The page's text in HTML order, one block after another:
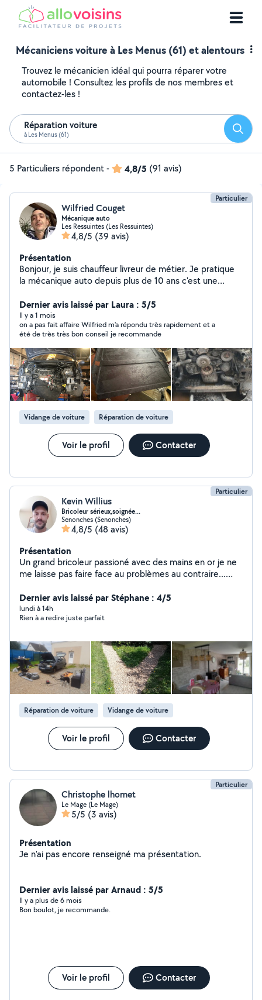
Mécaniciens voiture à Les Menus (61) et alentours
Trouvez le mécanicien idéal qui pourra réparer votre
automobile ! Consultez les profils de nos membres et
contactez-les !
Réparation voiture
à Les Menus (61)
5 Particuliers répondent- 4,8/5 (91 avis)
Particulier
Wilfried Couget
Mécanique auto
Les Ressuintes (Les Ressuintes)
4,8/5 (39 avis)
Présentation
Bonjour, je suis chauffeur livreur de métier. Je pratique
la mécanique auto depuis plus de 10 ans c'est une
ethanol, dans la limite de mes capacités. Allovoisin me
limite dans le nombre de réponses vous pouvez me
joindre pas sms zéro six cinquante et un vingt neuf
cinquante trois seize par sms pour un premier contact.
Dernier avis laissé par Laura : 5/5
Il y a 1 mois
on a pas fait affaire Wilfried m'a répondu très rapidement et a
été de très très bon conseil je recommande
Vidange de voiture Réparation de voiture
Voir le profil Contacter
Particulier
Kevin Willius
Bricoleur sérieux,soignée...
Senonches (Senonches)
4,8/5 (48 avis)
Présentation
Un grand bricoleur passioné avec des mains en or je ne
me laisse pas faire face au problèmes au contraire...
différentes et passionnante et peux me sortir de toutes
situations... je ne dit jamais non pour me frotter a un
nouveau defi ... sociable a l'écoute et souriant je saurais
prix soignée également ... JE PEUX VOUS PROPOSER
CES SERVICES ... -Entretient mécanique auto -
Nettoyage intégrale automobile -Multi travaux bâtiment
intérieur (mur,sol,meuble,sanitaire...) -Entretient jardin
(tonte,taille,ceuillette,creation jardiniere cabanon
,allée...) -Home , pets sitting ,gardiennage ... -Débarras
rangement organisation
Dernier avis laissé par Stéphane : 4/5
lundi à 14h
Rien à a redire juste parfait
Réparation de voiture Vidange de voiture
Voir le profil Contacter
Particulier
Christophe lhomet
Le Mage (Le Mage)
5/5 (3 avis)
Présentation
Je n'ai pas encore renseigné ma présentation.
Dernier avis laissé par Arnaud : 5/5
Il y a plus de 6 mois
Bon boulot, je recommande.
Voir le profil Contacter